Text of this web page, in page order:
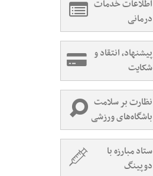
اطلاعات خدمات
درمانی
پیشنهاد، انتقاد و
شکایت
نظارت بر سلامت
باشگاه‌های ورزشی
ستاد مبارزه با
دوپینگ